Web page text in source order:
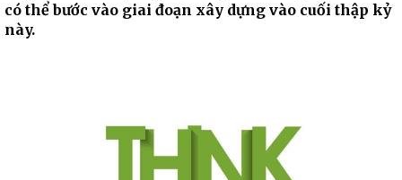
có thể bước vào giai đoạn xây dựng vào cuối thập kỷ
này.